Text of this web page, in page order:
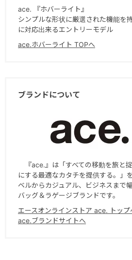
ace. 『ホバーライト』
シンプルな形状に厳選された機能を
に対応出来るエントリーモデル
ace.ホバーライト TOPへ
ブランドについて
『ace.』は「すべての移動を旅と
にする最適なカタチを提供する。」
ベルからカジュアル、ビジネスまで
バッグ＆ラゲージブランドです。
エースオンラインストア ace. トップ
ace.ブランドサイトへ